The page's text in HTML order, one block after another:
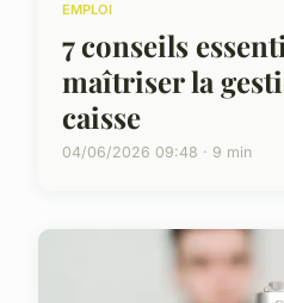
EMPLOI
7 conseils
maîtriser la
caisse
04/06/2026 09:48 · 9 min